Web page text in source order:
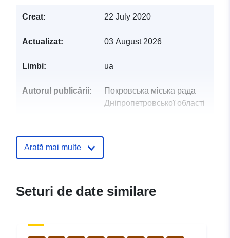
Creat: 22 July 2020
Actualizat: 03 August 2026
Limbi: ua
Autorul publicării:
Покровська міська рада
Дніпропетровської області
contact:
Registru catalog: Adăugat la data.europa.eu:
Arată mai multe
Seturi de date similare